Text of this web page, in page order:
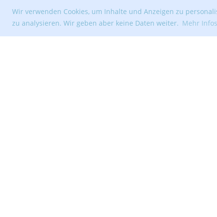
Wir verwenden Cookies, um Inhalte und Anzeigen zu
zu analysieren. Wir geben aber keine Daten weiter. Mehr Infos